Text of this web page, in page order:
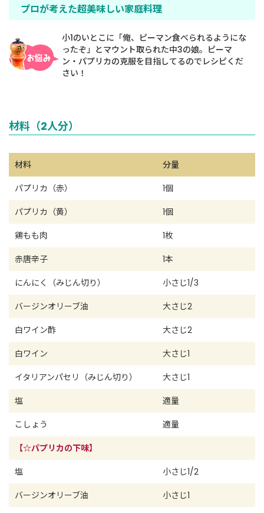
プロが考えた超美味しい家庭料理
小1のいとこに「俺、ピーマン食べられるようにな
ったぞ」とマウント取られた中3の娘。ピーマ
ン・パプリカの克服を目指してるのでレシピくだ
さい！
材料（2人分）
材料
分量
パプリカ（赤）
1個
パプリカ（黄）
1個
鶏もも肉
1枚
赤唐辛子
1本
にんにく（みじん切り）
小さじ1/3
バージンオリーブ油
大さじ2
白ワイン酢
大さじ2
白ワイン
大さじ1
イタリアンパセリ（みじん切り）
大さじ1
塩
適量
こしょう
適量
【☆パプリカの下味】
塩
小さじ1/2
バージンオリーブ油
小さじ1